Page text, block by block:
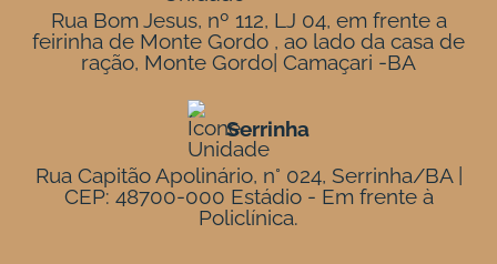
Rua Bom Jesus, nº 112, LJ 04, em frente a
feirinha de Monte Gordo , ao lado da casa de
ração, Monte Gordo| Camaçari -BA
Serrinha
Rua Capitão Apolinário, n° 024, Serrinha/BA |
CEP: 48700-000 Estádio - Em frente à
Policlínica.